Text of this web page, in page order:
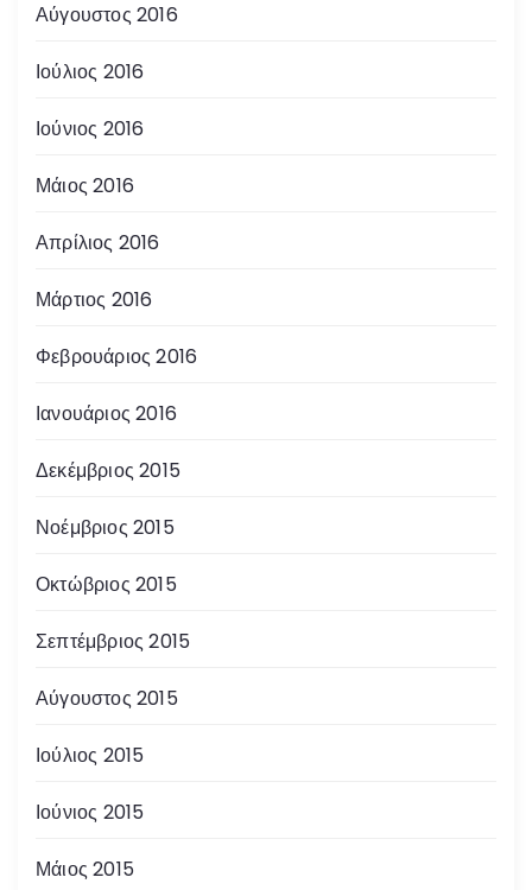
Αύγουστος 2016
Ιούλιος 2016
Ιούνιος 2016
Μάιος 2016
Απρίλιος 2016
Μάρτιος 2016
Φεβρουάριος 2016
Ιανουάριος 2016
Δεκέμβριος 2015
Νοέμβριος 2015
Οκτώβριος 2015
Σεπτέμβριος 2015
Αύγουστος 2015
Ιούλιος 2015
Ιούνιος 2015
Μάιος 2015